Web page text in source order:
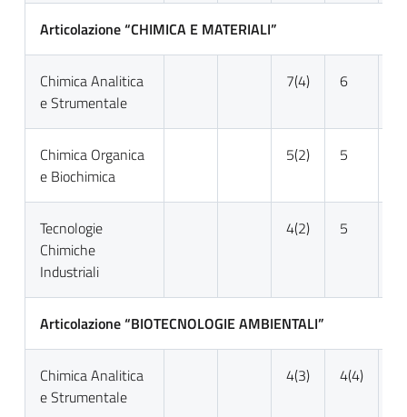
Articolazione “CHIMICA E MATERIALI”
Chimica Analitica
e Strumentale
7(4) 6
Chimica Organica
e Biochimica
5(2) 5
Tecnologie
Chimiche
Industriali
4(2) 5
Articolazione “BIOTECNOLOGIE AMBIENTALI”
Chimica Analitica
e Strumentale
4(3) 4(4)